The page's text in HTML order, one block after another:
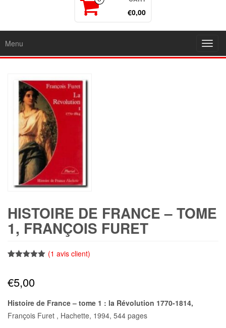
€0,00
Menu
HISTOIRE DE FRANCE – TOME
1, FRANÇOIS FURET
basé sur
notation
(1 avis client)
€5,00
Histoire de France – tome 1 : la Révolution 1770-1814,
François Furet , Hachette, 1994, 544 pages